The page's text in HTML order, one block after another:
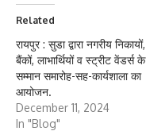
Related
रायपुर : सुडा द्वारा नगरीय निकायों,
बैंकों, लाभार्थियों व स्ट्रीट वेंडर्स के
सम्मान समारोह-सह-कार्यशाला का
आयोजन.
December 11, 2024
In "Blog"